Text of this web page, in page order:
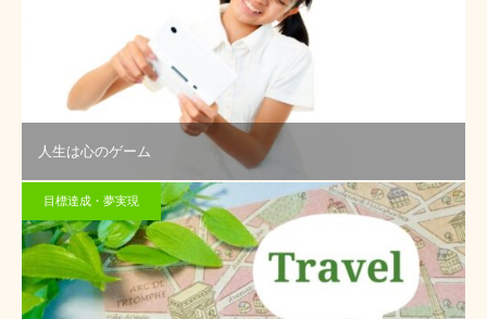
人生は心のゲーム
目標達成・夢実現